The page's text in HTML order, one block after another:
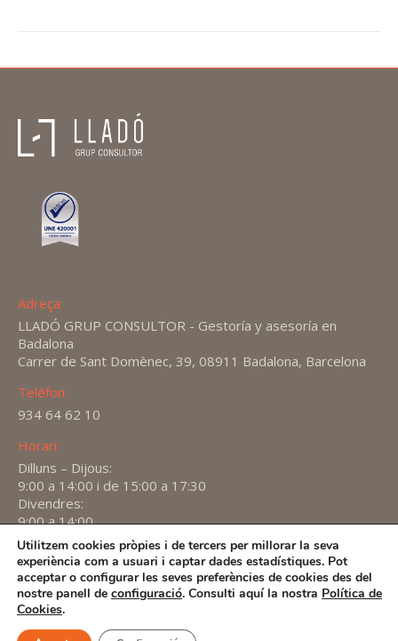
Adreça:
LLADÓ GRUP CONSULTOR - Gestoría y asesoría en
Badalona
Carrer de Sant Domènec, 39, 08911 Badalona, Barcelona
Telèfon:
934 64 62 10
Horari:
Dilluns – Dijous:
9:00 a 14:00 i de 15:00 a 17:30
Divendres:
9:00 a 14:00
Find us on:
X
page
opens
in
YouTube
page
opens
in
Linkedin
page
in
2026 - Avís Legal-Política de privacitat
Política de
Utilitzem cookies pròpies i de tercers per millorar la seva
experiència com a usuari i captar dades estadístiques. Pot
acceptar o configurar les seves preferències de cookies des del
nostre panell de configuració. Consulti aquí la nostra Política de
Cookies.